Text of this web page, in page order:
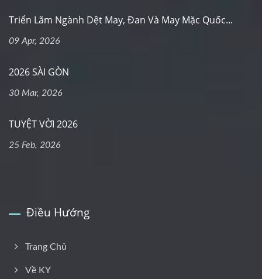
Triển Lãm Ngành Dệt May, Đan Và May Mặc Quốc...
09 Apr, 2026
2026 SÀI GÒN
30 Mar, 2026
TUYỆT VỜI 2026
25 Feb, 2026
Điều Hướng
Trang Chủ
Về KY